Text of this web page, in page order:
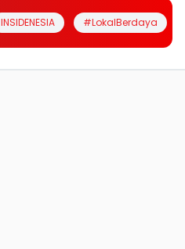
INSIDENESIA #LokalBerdaya